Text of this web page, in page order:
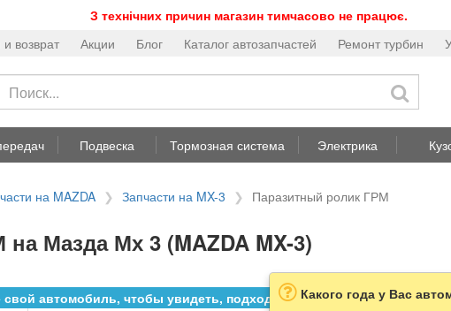
З технічних причин магазин тимчасово не працює.
возврат Акции Блог Каталог автозапчастей Ремонт турбин
Подвеска Тормозная система Электрика
на MAZDA Запчасти на MX-3 Паразитный ролик ГРМ
Мазда Мх 3 (MAZDA MX-3)
автомобиль, чтобы увидеть, подходит ли товар к нему
Какого года у Вас